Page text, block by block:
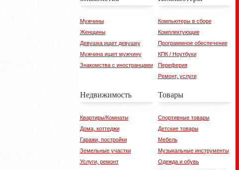
Мужчины
Женщины
Девушка ищет девушку
Мужчина ищет мужчину
Знакомства с иностранцами
Компьютеры в сборе
Комплектующие
Программное обеспечение
КПК / Ноутбуки
Переферия
Ремонт, услуги
Недвижимость
Квартиры/Комнаты
Дома, коттеджи
Гаражи, постройки
Земельные участки
Услуги, ремонт
Товары
Спортивные товары
Детские товары
Мебель
Музыкальные инструменты
Одежда и обувь